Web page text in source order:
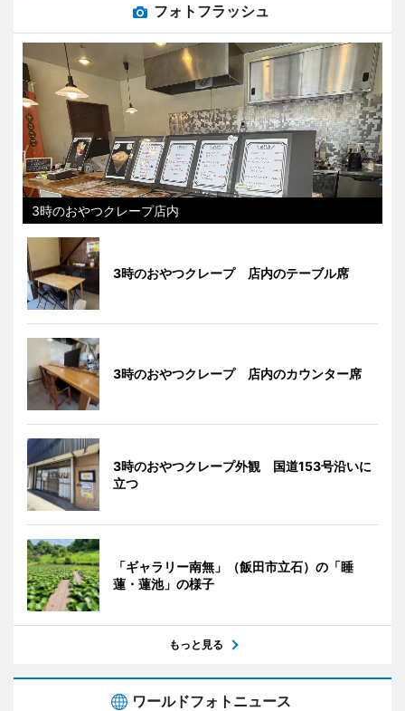
フォトフラッシュ
3時のおやつクレープ店内
3時のおやつクレープ 店内のテーブル席
3時のおやつクレープ 店内のカウンター席
3時のおやつクレープ外観 国道153号沿いに
立つ
「ギャラリー南無」（飯田市立石）の「睡
蓮・蓮池」の様子
もっと見る
ワールドフォトニュース